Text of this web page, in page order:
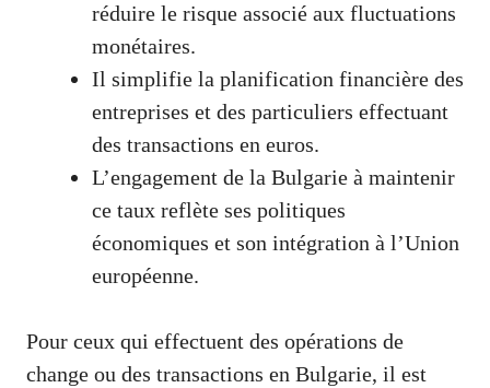
réduire le risque associé aux fluctuations
monétaires.
Il simplifie la planification financière des
entreprises et des particuliers effectuant
des transactions en euros.
L’engagement de la Bulgarie à maintenir
ce taux reflète ses politiques
économiques et son intégration à l’Union
européenne.
Pour ceux qui effectuent des opérations de
change ou des transactions en Bulgarie, il est